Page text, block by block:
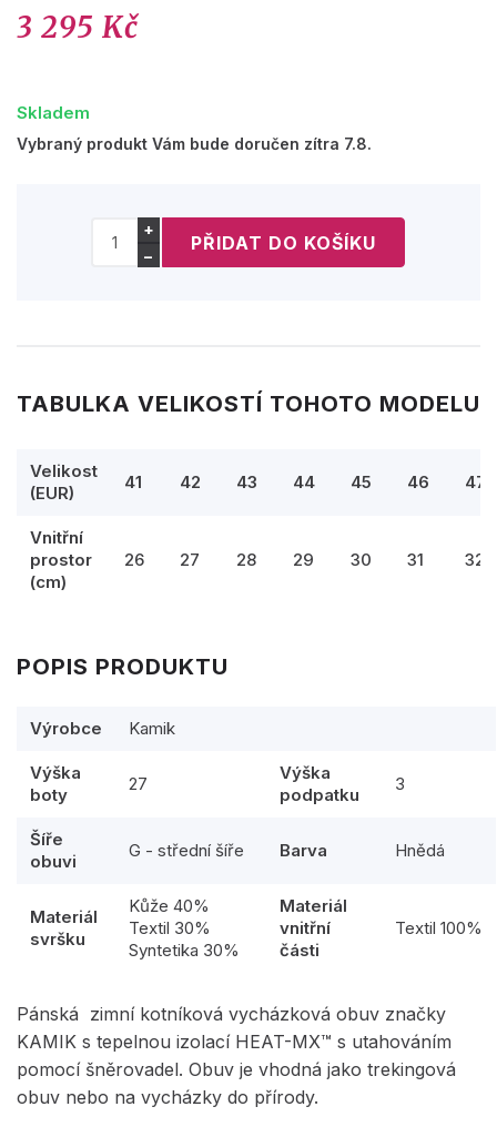
3 295 Kč
Skladem
Vybraný produkt Vám bude doručen zítra 7.8.
+
−
TABULKA VELIKOSTÍ TOHOTO MODELU
Velikost
(EUR)
41 42 43 44 45 46 47
Vnitřní
prostor
(cm)
26 27 28 29 30 31
POPIS PRODUKTU
Výrobce Kamik
Výška
boty
27
Výška
podpatku
3
Šíře
obuvi
G - střední šíře Barva Hnědá
Materiál
svršku
Kůže 40%
Textil 30%
Syntetika 30%
Materiál
vnitřní
části
Textil 100%
Pánská zimní kotníková vycházková obuv značky
KAMIK s tepelnou izolací HEAT-MX™ s utahováním
pomocí šněrovadel. Obuv je vhodná jako trekingová
obuv nebo na vycházky do přírody.